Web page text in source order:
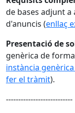
de bases adjunt
d'anuncis (enllaç
Presentació de
genèrica de
instància
fer el tràmit).
---------------------------